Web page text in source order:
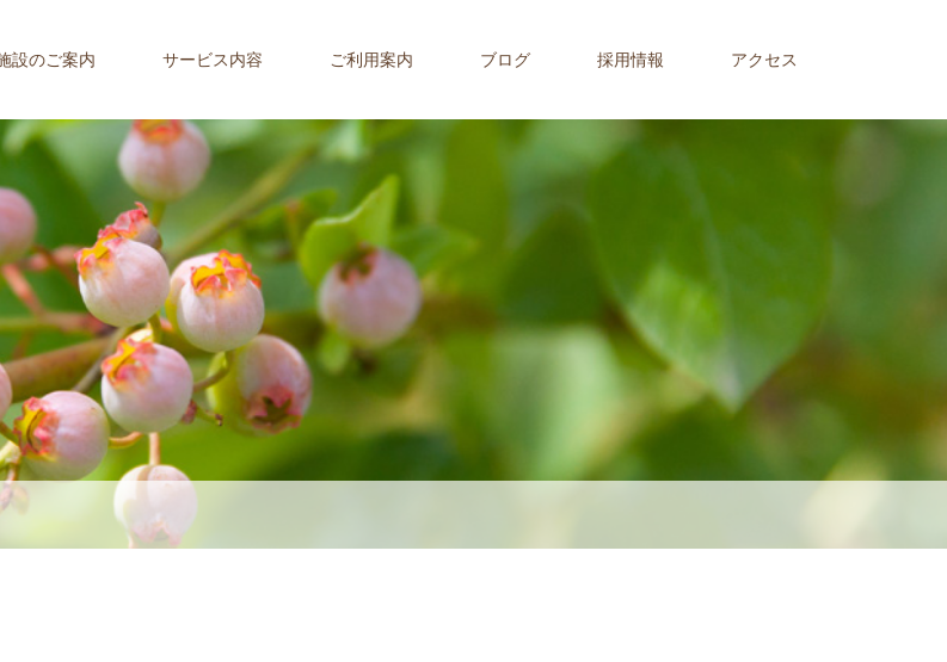
設のご案内 サービス内容 ご利用案内 ブログ 採用情報 アクセス